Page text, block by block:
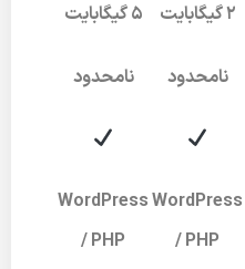
2 گیگابایت 5 گیگابایت
نامحدود
نامحدود
WordPress
/ PHP
WordPress
/ PHP